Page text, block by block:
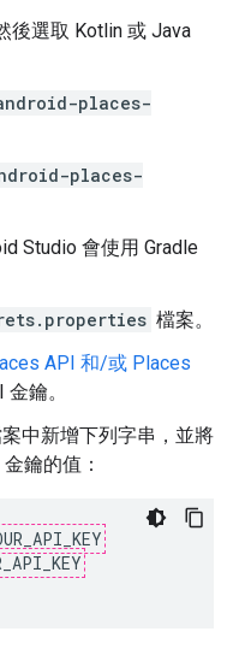
後選取 Kotlin 或 Java
places-
places-
Studio 會使用 Gradle
檔案。
API 和/或 Places
鑰。
中新增下列字串，並將
鑰的值：